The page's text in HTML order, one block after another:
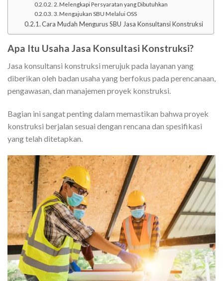
2. Melengkapi Persyaratan yang Dibutuhkan
3. Mengajukan SBU Melalui OSS
Cara Mudah Mengurus SBU Jasa Konsultansi Konstruksi
Apa Itu Usaha Jasa Konsultasi Konstruksi?
Jasa konsultansi konstruksi merujuk pada layanan yang
diberikan oleh badan usaha yang berfokus pada perencanaan,
pengawasan, dan manajemen proyek konstruksi.
Bagian ini sangat penting dalam memastikan bahwa proyek
konstruksi berjalan sesuai dengan rencana dan spesifikasi
yang telah ditetapkan.